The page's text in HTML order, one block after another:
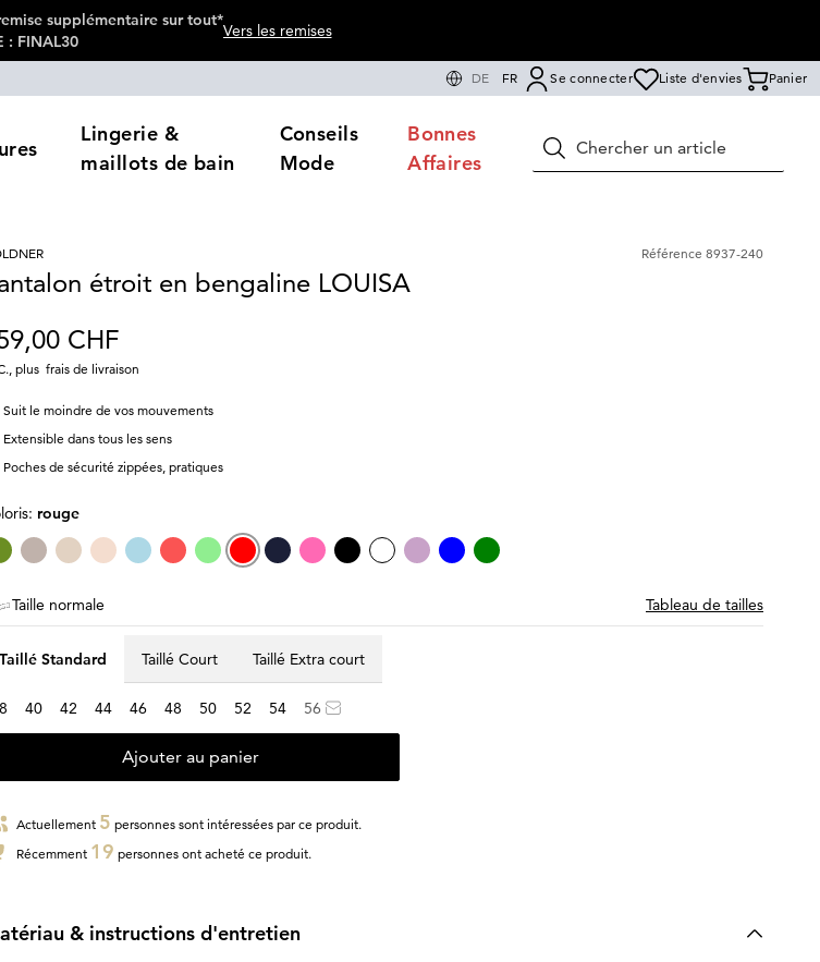
supplémentaire sur tout*
: FINAL30
Vers les remises
DE FR Se connecter Liste d'envies Panier
Lingerie &
maillots de bain
Conseils
Mode
Bonnes
Affaires
Rechercher
Référence 8937-240
étroit en bengaline LOUISA
CHF
, plus frais de livraison
Suit le moindre de vos mouvements
Extensible dans tous les sens
Poches de sécurité zippées, pratiques
rouge
Taille normale Tableau de tailles
Taillé Standard Taillé Court Taillé Extra court
40 42 44 46 48 50 52 54 56
Ajouter au panier
Actuellement 5 personnes sont intéressées par ce produit.
Récemment 19 personnes ont acheté ce produit.
& instructions d'entretien